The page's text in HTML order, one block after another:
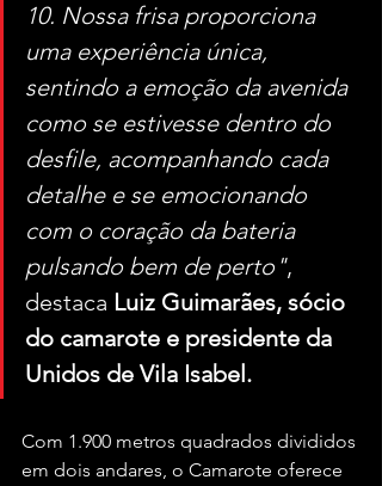
10. Nossa frisa proporciona
uma experiência única,
sentindo a emoção da avenida
como se estivesse dentro do
desfile, acompanhando cada
detalhe e se emocionando
com o coração da bateria
pulsando bem de perto",
destaca Luiz Guimarães, sócio
do camarote e presidente da
Unidos de Vila Isabel.
Com 1.900 metros quadrados divididos
em dois andares, o Camarote oferece